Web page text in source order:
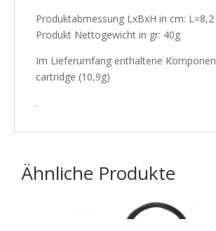
Produktabmessung LxBxH in cm:
Produkt Nettogewicht in gr: 40g
Im Lieferumfang enthaltene
cartridge (10,9g)
.
Ähnliche Produkte